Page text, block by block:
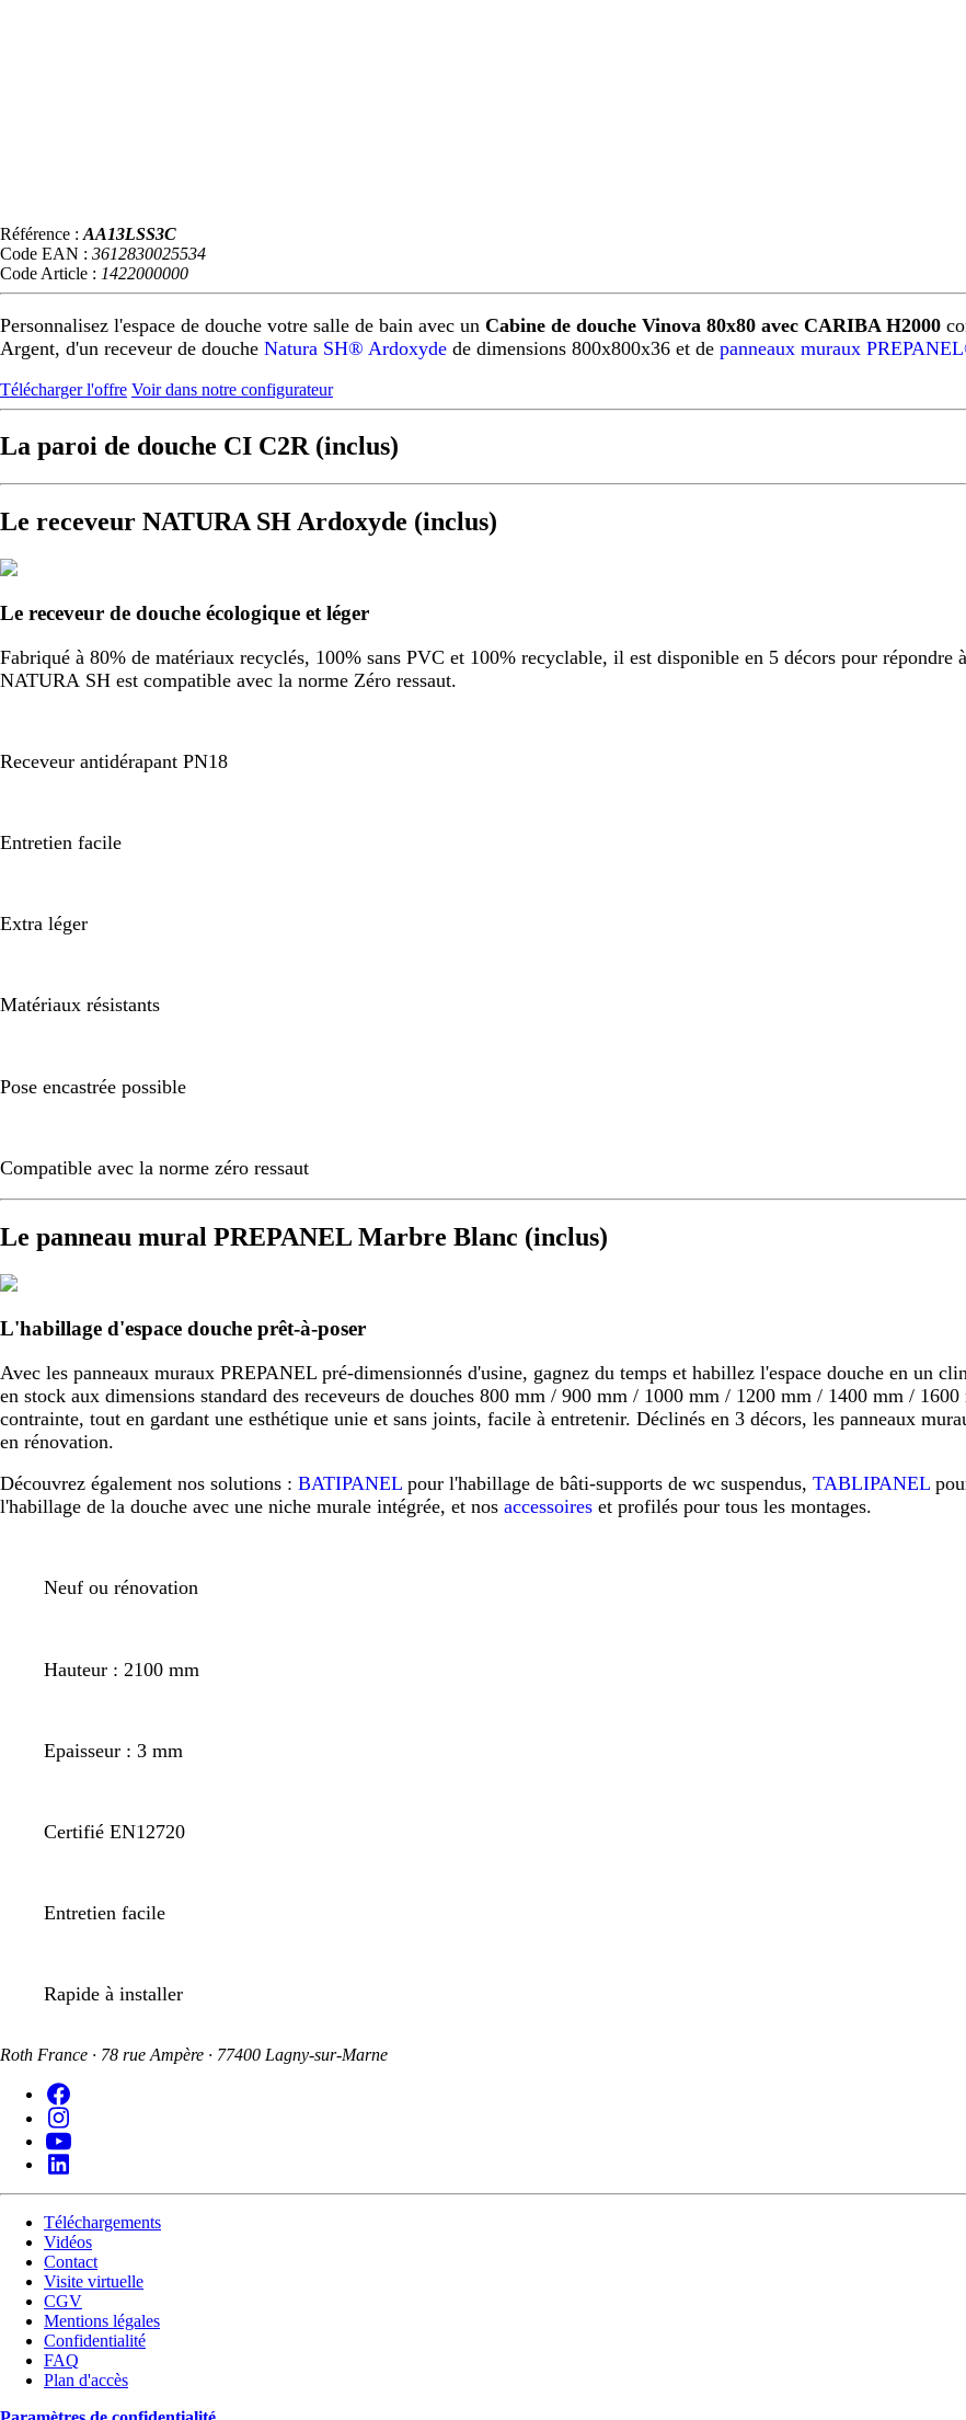
Référence : AA13LSS3C
Code EAN : 3612830025534
Code Article : 1422000000
Personnalisez l'espace de douche votre salle de bain avec un Cabine de douche Vinova 80x80 avec CARIBA H2000
Argent, d'un receveur de douche Natura SH® Ardoxyde de dimensions 800x800x36 et de panneaux muraux
Télécharger l'offre Voir dans notre configurateur
La paroi de douche CI C2R (inclus)
Le receveur NATURA SH Ardoxyde (inclus)
Le receveur de douche écologique et léger
Fabriqué à 80% de matériaux recyclés, 100% sans PVC et 100% recyclable, il est disponible en 5 décors pour répondre
NATURA SH est compatible avec la norme Zéro ressaut.
Receveur antidérapant PN18
Entretien facile
Extra léger
Matériaux résistants
Pose encastrée possible
Compatible avec la norme zéro ressaut
Le panneau mural PREPANEL Marbre Blanc (inclus)
L'habillage d'espace douche prêt-à-poser
Avec les panneaux muraux PREPANEL pré-dimensionnés d'usine, gagnez du temps et habillez l'espace douche en un
en stock aux dimensions standard des receveurs de douches 800 mm / 900 mm / 1000 mm / 1200 mm / 1400 mm /
contrainte, tout en gardant une esthétique unie et sans joints, facile à entretenir. Déclinés en 3 décors, les panneaux
en rénovation.
Découvrez également nos solutions : BATIPANEL pour l'habillage de bâti-supports de wc suspendus, TABLIPANEL
l'habillage de la douche avec une niche murale intégrée, et nos accessoires et profilés pour tous les montages.
Neuf ou rénovation
Hauteur : 2100 mm
Epaisseur : 3 mm
Certifié EN12720
Entretien facile
Rapide à installer
Roth France · 78 rue Ampère · 77400 Lagny-sur-Marne
Téléchargements
Vidéos
Contact
Visite virtuelle
CGV
Mentions légales
Confidentialité
FAQ
Plan d'accès